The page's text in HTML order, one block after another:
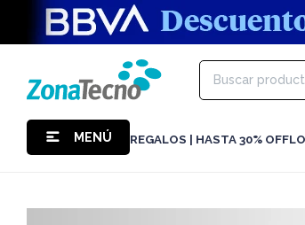
MENÚ REGALOS | HASTA 30% OFF